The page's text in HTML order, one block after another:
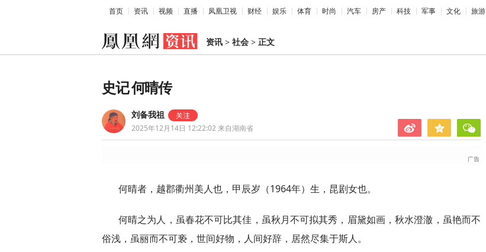
首页 资讯 视频 直播 凤凰卫视 财经 娱乐 体育 时尚 汽车 房产 科技 军事 文化 旅游
资讯 > 社会 > 正文
史记 何晴传
刘备我祖
2025年12月14日 12:22:02 来自湖南省
何晴者，越郡衢州美人也，甲辰岁（1964年）生，昆剧女也。
何晴之为人，虽春花不可比其佳，虽秋月不可拟其秀，眉黛如画，秋水澄澈，虽艳而不
俗浅，虽丽而不可亵，世间好物，人间好辞，居然尽集于斯人。